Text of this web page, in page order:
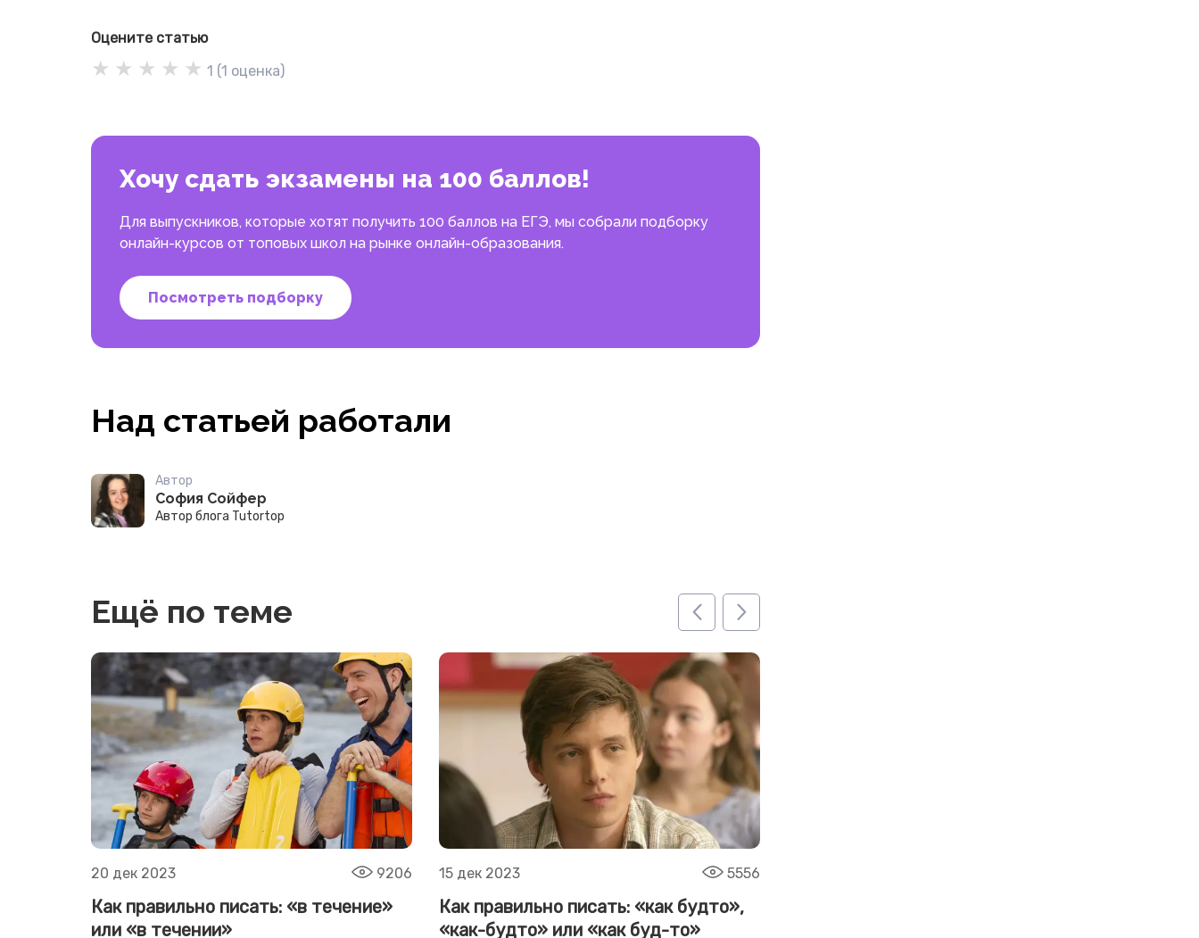
Оцените статью
★ ★ ★ ★ ★ 1 (1 оценка)
Хочу сдать экзамены на 100 баллов!
Для выпускников, которые хотят получить 100 баллов на ЕГЭ, мы собрали подборку
онлайн-курсов от топовых школ на рынке онлайн-образования.
Посмотреть подборку
Над статьей работали
Автор
София Сойфер
Автор блога Tutortop
Ещё по теме
20 дек 2023 9206
Как правильно писать: «в течение»
или «в течении»
15 дек 2023 5556
Как правильно писать: «как будто»,
«как-будто» или «как буд-то»